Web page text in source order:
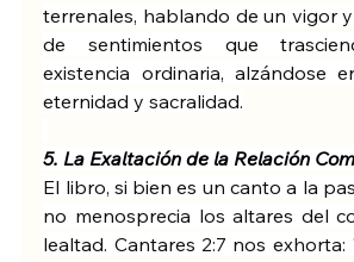
terrenales, hablando de un vigor
de sentimientos que
existencia ordinaria, alzándose
eternidad y sacralidad.
5. La Exaltación de la Relación
El libro, si bien es un canto a la
no menosprecia los altares del
lealtad. Cantares 2:7 nos exhorta: